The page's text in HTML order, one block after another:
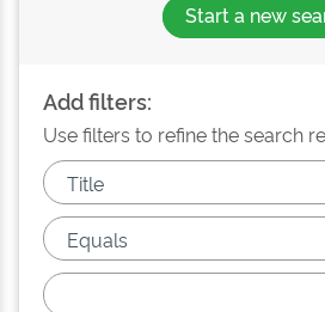
Start a new
Add filters:
Use filters to refine the search